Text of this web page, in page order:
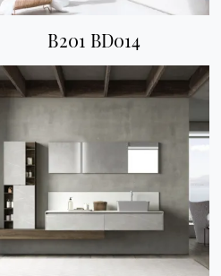
B201 BD014